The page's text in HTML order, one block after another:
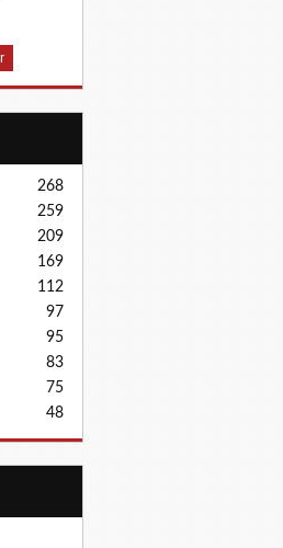
268
259
209
169
112
97
95
83
75
48